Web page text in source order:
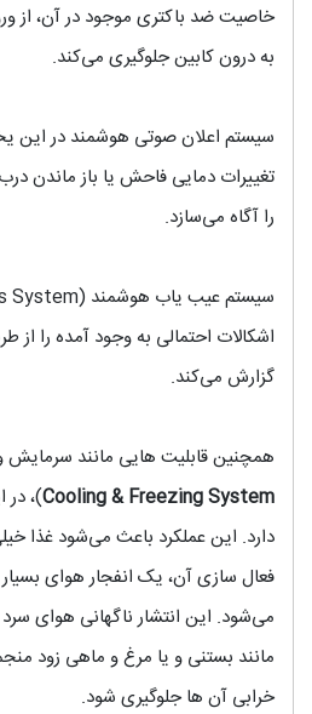
خاصیت ضد باکتری موجود در آن، از
به درون کابین جلوگیری می‌کند.
سیستم اعلان صوتی هوشمند در این
تغییرات دمایی فاحش یا باز ماندن
را آگاه می‌سازد.
اشکالات احتمالی به وجود آمده را
گزارش می‌کند.
همچنین قابلیت هایی مانند سرمایش
Cooling & Freezing System)، در
دارد. این عملکرد باعث می‌شود غذا
فعال سازی آن، یک انفجار هوای بسیار
می‌شود. این انتشار ناگهانی هوای
مانند بستنی و یا مرغ و ماهی زود
خرابی آن ها جلوگیری شود.